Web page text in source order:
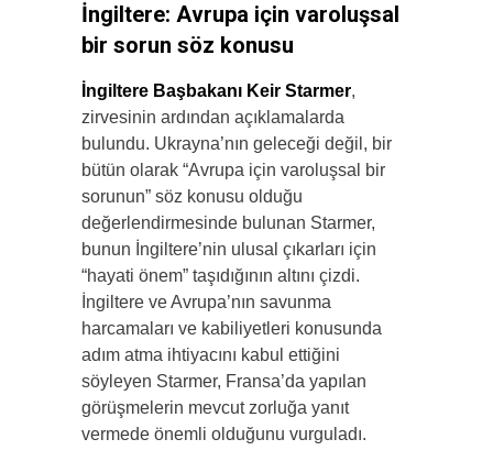
İngiltere: Avrupa için varoluşsal
bir sorun söz konusu
İngiltere Başbakanı Keir Starmer,
zirvesinin ardından açıklamalarda
bulundu. Ukrayna’nın geleceği değil, bir
bütün olarak “Avrupa için varoluşsal bir
sorunun” söz konusu olduğu
değerlendirmesinde bulunan Starmer,
bunun İngiltere’nin ulusal çıkarları için
“hayati önem” taşıdığının altını çizdi.
İngiltere ve Avrupa’nın savunma
harcamaları ve kabiliyetleri konusunda
adım atma ihtiyacını kabul ettiğini
söyleyen Starmer, Fransa’da yapılan
görüşmelerin mevcut zorluğa yanıt
vermede önemli olduğunu vurguladı.